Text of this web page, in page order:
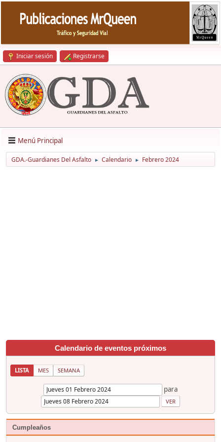
Iniciar sesión Registrarse
Menú Principal
GDA.-Guardianes Del Asfalto ► Calendario ► Febrero 2024
Calendario de eventos próximos
LISTA MES SEMANA
para
Cumpleaños